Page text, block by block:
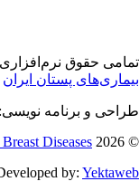
حقوق نرم‌افزاری
پستان ایران
و برنامه نویسی:
©
Breast Diseases
Developed by: